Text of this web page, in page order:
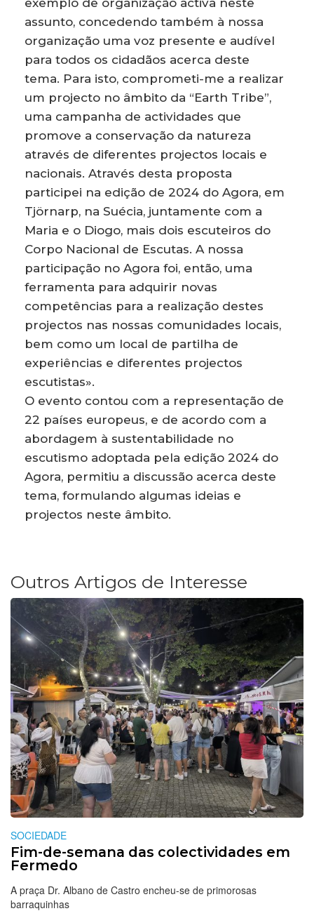
assunto, concedendo também à nossa
organização uma voz presente e audível
para todos os cidadãos acerca deste
tema. Para isto, comprometi-me a realizar
um projecto no âmbito da “Earth Tribe”,
uma campanha de actividades que
promove a conservação da natureza
através de diferentes projectos locais e
nacionais. Através desta proposta
participei na edição de 2024 do Agora, em
Tjörnarp, na Suécia, juntamente com a
Maria e o Diogo, mais dois escuteiros do
Corpo Nacional de Escutas. A nossa
participação no Agora foi, então, uma
ferramenta para adquirir novas
competências para a realização destes
projectos nas nossas comunidades locais,
bem como um local de partilha de
experiências e diferentes projectos
escutistas».
O evento contou com a representação de
22 países europeus, e de acordo com a
abordagem à sustentabilidade no
escutismo adoptada pela edição 2024 do
Agora, permitiu a discussão acerca deste
tema, formulando algumas ideias e
projectos neste âmbito.
Outros Artigos de Interesse
SOCIEDADE
Fim-de-semana das colectividades em
Fermedo
A praça Dr. Albano de Castro encheu-se de primorosas
barraquinhas